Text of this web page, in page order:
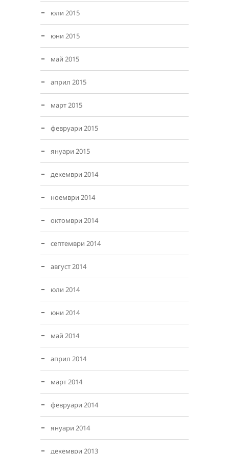
юли 2015
юни 2015
май 2015
април 2015
март 2015
февруари 2015
януари 2015
декември 2014
ноември 2014
октомври 2014
септември 2014
август 2014
юли 2014
юни 2014
май 2014
април 2014
март 2014
февруари 2014
януари 2014
декември 2013